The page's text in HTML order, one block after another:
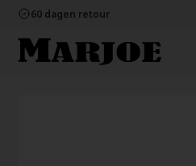
60 dagen retour
Ecommerce Europe
100% nikkelvrij sieraden
60 dagen retour